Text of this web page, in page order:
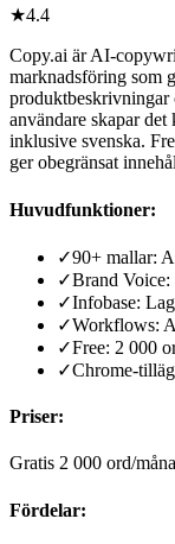
★4.4
Copy.ai är AI-
marknadsföring som
användare skapar
inklusive svenska.
ger obegränsat
Huvudfunktioner:
✓90+ mallar:
✓Brand Voice:
✓Infobase:
✓Workflows:
✓Free: 2 000
✓Chrome-
Priser:
Gratis 2 000 ord/
Fördelar: